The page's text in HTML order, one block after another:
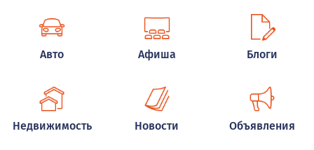
Авто Афиша Блоги
Недвижимость Новости Объявления